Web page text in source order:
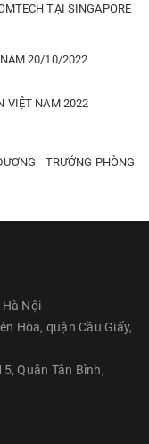
TẠI SINGAPORE
NAM 20/10/2022
VIỆT NAM 2022
- TRƯỞNG PHÒNG
Nội
Hòa, quận Cầu Giấy,
Quận Tân Bình,